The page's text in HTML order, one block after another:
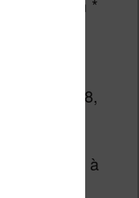
*
* 1
G33, G18,
° C (32 ° F à